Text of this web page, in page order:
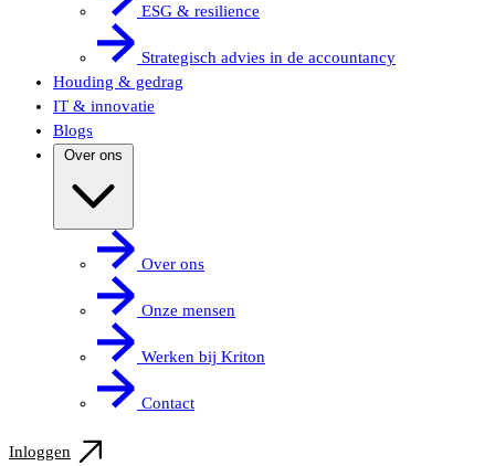
ESG & resilience
Strategisch advies in de accountancy
Houding & gedrag
IT & innovatie
Blogs
Over ons
Over ons
Onze mensen
Werken bij Kriton
Contact
Inloggen